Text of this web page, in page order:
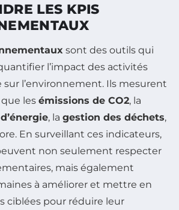
LES KPIS
sont des outils qui
l’impact des activités
sur l’environnement. Ils mesurent
les émissions de CO2, la
, la gestion des déchets,
En surveillant ces indicateurs,
non seulement respecter
mais également
à améliorer et mettre en
ciblées pour réduire leur